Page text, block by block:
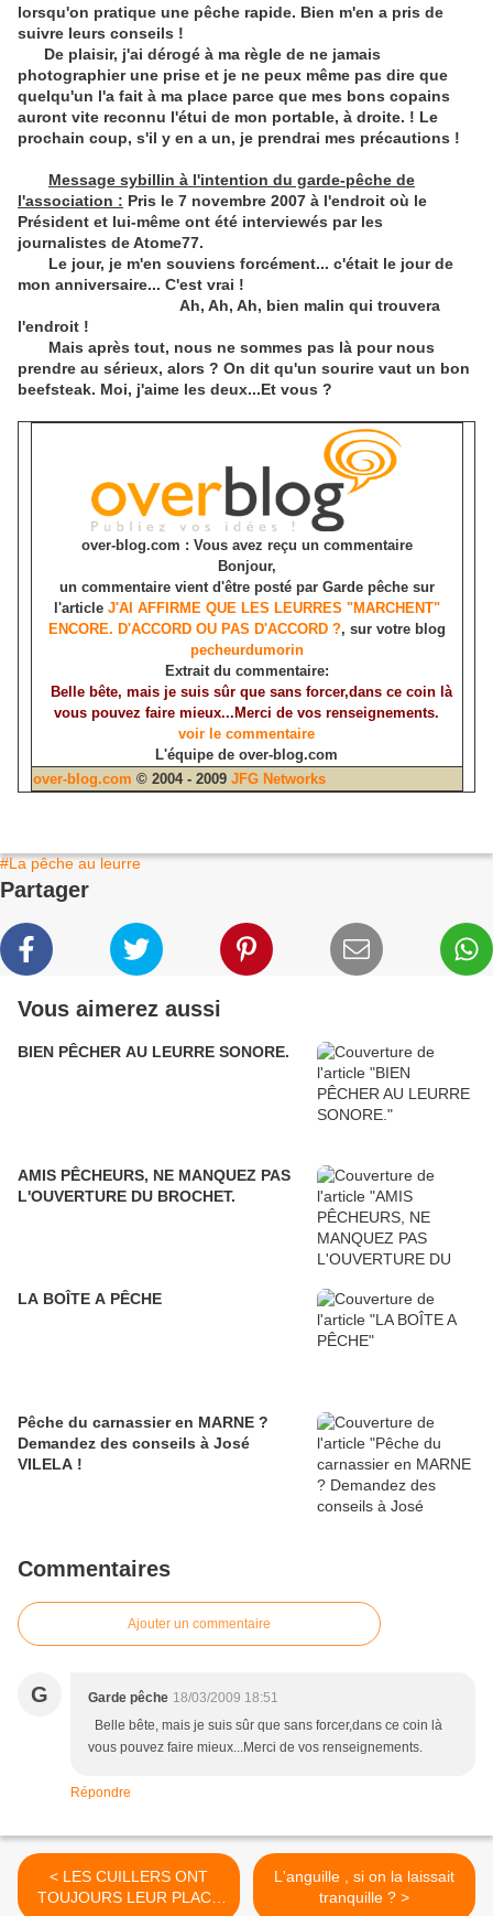
lorsqu'on pratique une pêche rapide. Bien m'en a pris de
suivre leurs conseils !
De plaisir, j'ai dérogé à ma règle de ne jamais
photographier une prise et je ne peux même pas dire que
quelqu'un l'a fait à ma place parce que mes bons copains
auront vite reconnu l'étui de mon portable, à droite. ! Le
prochain coup, s'il y en a un, je prendrai mes précautions !
Message sybillin à l'intention du garde-pêche de
l'association : Pris le 7 novembre 2007 à l'endroit où le
Président et lui-même ont été interviewés par les
journalistes de Atome77.
Le jour, je m'en souviens forcément... c'était le jour de
mon anniversaire... C'est vrai !
Ah, Ah, Ah, bien malin qui trouvera
l'endroit !
Mais après tout, nous ne sommes pas là pour nous
prendre au sérieux, alors ? On dit qu'un sourire vaut un bon
beefsteak. Moi, j'aime les deux...Et vous ?
over-blog.com : Vous avez reçu un commentaire
Bonjour,
un commentaire vient d'être posté par Garde pêche sur
l'article J'AI AFFIRME QUE LES LEURRES "MARCHENT"
ENCORE. D'ACCORD OU PAS D'ACCORD ?, sur votre blog
pecheurdumorin
Extrait du commentaire:
Belle bête, mais je suis sûr que sans forcer,dans ce coin là
vous pouvez faire mieux...Merci de vos renseignements.
voir le commentaire
L'équipe de over-blog.com
over-blog.com © 2004 - 2009 JFG Networks
#La pêche au leurre
Partager
Vous aimerez aussi
BIEN PÊCHER AU LEURRE SONORE.
AMIS PÊCHEURS, NE MANQUEZ PAS
L'OUVERTURE DU BROCHET.
LA BOÎTE A PÊCHE
Pêche du carnassier en MARNE ?
Demandez des conseils à José
VILELA !
Commentaires
Ajouter un commentaire
G Garde pêche 18/03/2009 18:51
Belle bête, mais je suis sûr que sans forcer,dans ce coin là
vous pouvez faire mieux...Merci de vos renseignements.
Répondre
< LES CUILLERS ONT
TOUJOURS LEUR PLACE
L'anguille , si on la laissait
tranquille ? >